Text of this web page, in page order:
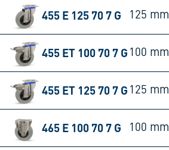
455 E 125 70 7 G 125 mm
455 ET 100 70 7 G 100 mm
455 ET 125 70 7 G 125 mm
465 E 100 70 7 G 100 mm